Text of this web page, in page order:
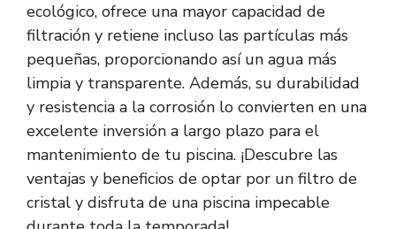
ecológico, ofrece una mayor capacidad de
filtración y retiene incluso las partículas más
pequeñas, proporcionando así un agua más
limpia y transparente. Además, su durabilidad
y resistencia a la corrosión lo convierten en una
excelente inversión a largo plazo para el
mantenimiento de tu piscina. ¡Descubre las
ventajas y beneficios de optar por un filtro de
cristal y disfruta de una piscina impecable